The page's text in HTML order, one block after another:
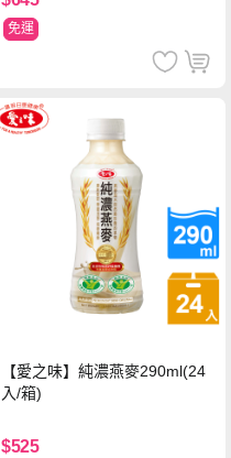
免運
【愛之味】純濃燕麥290ml(24
入/箱)
$525